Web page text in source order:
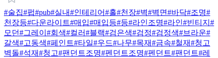
#술집#펍#pub#실내#인테리어#홀#천장#벽#벽면#바닥#조명#
천장등#다운라이트#매입#매입등#등#라인조명#라인#빈티지 #
모던#그레이 #회색#컬러#블랙#검은색#검정#검정색#브라운#
갈색#고동색#페인트#타일#우드#나무#목재#금속#철재#청고
벽돌#석재#청고#팬던트조명#펜던트조명#펜던트#팬던트#레